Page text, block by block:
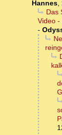
Hannes
Das
Video -
-